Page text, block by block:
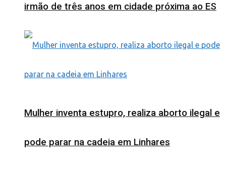
irmão de três anos em cidade próxima ao ES
Mulher inventa estupro, realiza aborto ilegal e
pode parar na cadeia em Linhares